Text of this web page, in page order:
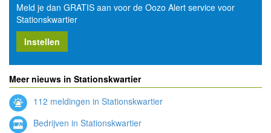
Meld je dan GRATIS aan voor de Oozo Alert service voor
Stationskwartier
Instellen
Meer nieuws in Stationskwartier
112 meldingen in Stationskwartier
Bedrijven in Stationskwartier